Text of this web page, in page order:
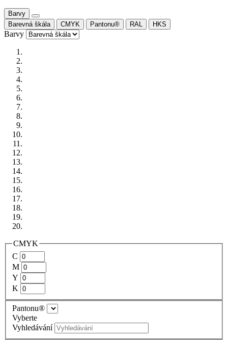
Barvy
Barevná škála
CMYK Pantonu® RAL HKS
Barvy
CMYK
C
M
Y
K
Pantonu®
Vyberte
Vyhledávání